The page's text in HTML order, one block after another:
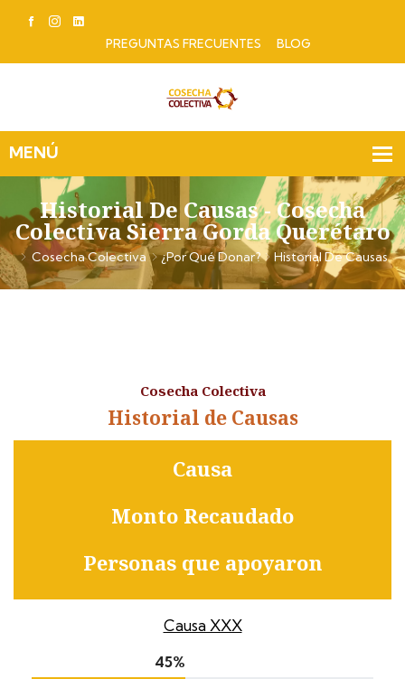
PREGUNTAS FRECUENTES BLOG
Historial De Causas - Cosecha
Colectiva Sierra Gorda Querétaro
Cosecha Colectiva ¿Por Qué Donar? Historial De Causas
Cosecha Colectiva
Historial de Causas
Causa
Monto Recaudado
Personas que apoyaron
Causa XXX
45%